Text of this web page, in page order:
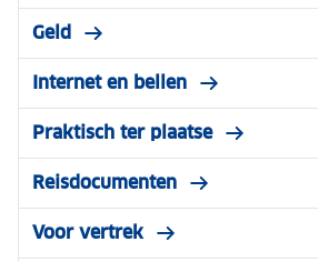
Geld
Internet en bellen
Praktisch ter plaatse
Reisdocumenten
Voor vertrek